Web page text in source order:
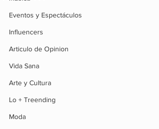
Eventos y Espectáculos
Influencers
Articulo de Opinion
Vida Sana
Arte y Cultura
Lo + Treending
Moda